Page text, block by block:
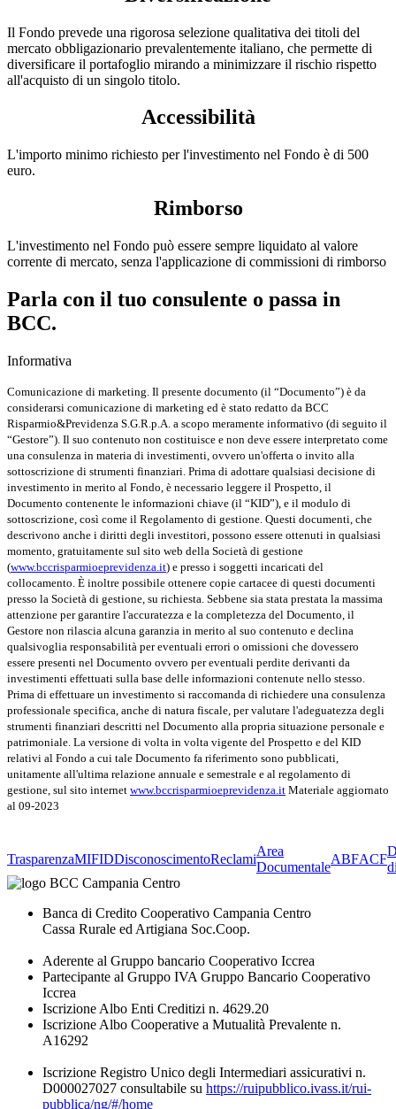
Il Fondo prevede una rigorosa selezione qualitativa dei titoli del
mercato obbligazionario prevalentemente italiano, che permette di
diversificare il portafoglio mirando a minimizzare il rischio rispetto
all'acquisto di un singolo titolo.
Accessibilità
L'importo minimo richiesto per l'investimento nel Fondo è di 500
euro.
Rimborso
L'investimento nel Fondo può essere sempre liquidato al valore
corrente di mercato, senza l'applicazione di commissioni di rimborso
Parla con il tuo consulente o passa in
BCC.
Informativa
Comunicazione di marketing. Il presente documento (il “Documento”) è da
considerarsi comunicazione di marketing ed è stato redatto da BCC
Risparmio&Previdenza S.G.R.p.A. a scopo meramente informativo (di seguito il
“Gestore”). Il suo contenuto non costituisce e non deve essere interpretato come
una consulenza in materia di investimenti, ovvero un'offerta o invito alla
sottoscrizione di strumenti finanziari. Prima di adottare qualsiasi decisione di
investimento in merito al Fondo, è necessario leggere il Prospetto, il
Documento contenente le informazioni chiave (il “KID”), e il modulo di
sottoscrizione, così come il Regolamento di gestione. Questi documenti, che
descrivono anche i diritti degli investitori, possono essere ottenuti in qualsiasi
momento, gratuitamente sul sito web della Società di gestione
(www.bccrisparmioeprevidenza.it) e presso i soggetti incaricati del
collocamento. È inoltre possibile ottenere copie cartacee di questi documenti
presso la Società di gestione, su richiesta. Sebbene sia stata prestata la massima
attenzione per garantire l'accuratezza e la completezza del Documento, il
Gestore non rilascia alcuna garanzia in merito al suo contenuto e declina
qualsivoglia responsabilità per eventuali errori o omissioni che dovessero
essere presenti nel Documento ovvero per eventuali perdite derivanti da
investimenti effettuati sulla base delle informazioni contenute nello stesso.
Prima di effettuare un investimento si raccomanda di richiedere una consulenza
professionale specifica, anche di natura fiscale, per valutare l'adeguatezza degli
strumenti finanziari descritti nel Documento alla propria situazione personale e
patrimoniale. La versione di volta in volta vigente del Prospetto e del KID
relativi al Fondo a cui tale Documento fa riferimento sono pubblicati,
unitamente all'ultima relazione annuale e semestrale e al regolamento di
gestione, sul sito internet www.bccrisparmioeprevidenza.it Materiale aggiornato
al 09-2023
TrasparenzaMIFIDDisconoscimentoReclami
Area
Documentale
ABFACF
Banca di Credito Cooperativo Campania Centro
Cassa Rurale ed Artigiana Soc.Coop.
Aderente al Gruppo bancario Cooperativo Iccrea
Partecipante al Gruppo IVA Gruppo Bancario Cooperativo
Iccrea
Iscrizione Albo Enti Creditizi n. 4629.20
Iscrizione Albo Cooperative a Mutualità Prevalente n.
A16292
Iscrizione Registro Unico degli Intermediari assicurativi n.
D000027027 consultabile su https://ruipubblico.ivass.it/rui-
pubblica/ng/#/home